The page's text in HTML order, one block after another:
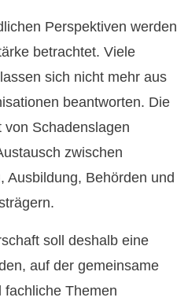
Perspektiven werden
betrachtet. Viele
sich nicht mehr aus
beantworten. Die
Schadenslagen
zwischen
Ausbildung, Behörden und
soll deshalb eine
auf der gemeinsame
fachliche Themen